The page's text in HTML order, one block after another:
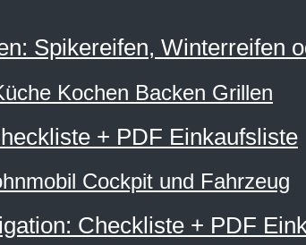
Spikereifen, Winterreifen
+ PDF Einkaufsliste
Checkliste + PDF